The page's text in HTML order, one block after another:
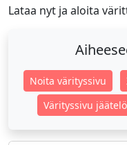
Lataa nyt ja aloita
Noita värityssivu
Värityssivu jäätelö